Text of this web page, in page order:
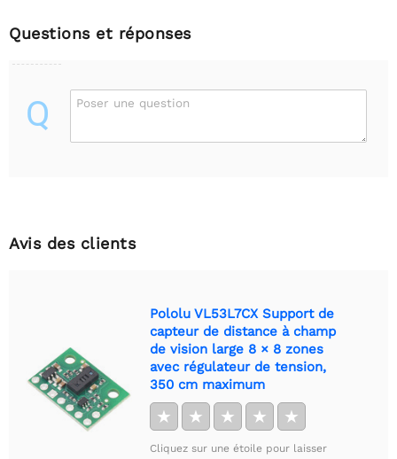
Questions et réponses
Q Poser une question
Avis des clients
Pololu VL53L7CX Support de
capteur de distance à champ
de vision large 8 × 8 zones
avec régulateur de tension,
350 cm maximum
★ ★ ★ ★ ★
Cliquez sur une étoile pour laisser